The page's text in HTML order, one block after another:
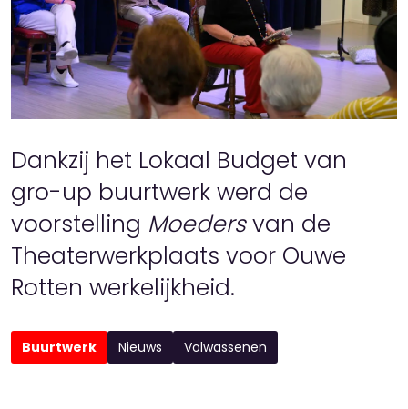
Dankzij het Lokaal Budget van
gro-up buurtwerk werd de
voorstelling Moedersvan de
Theaterwerkplaats voor Ouwe
Rotten werkelijkheid.
Buurtwerk Nieuws Volwassenen